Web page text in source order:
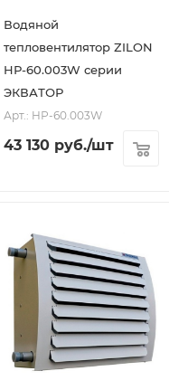
Водяной
тепловентилятор ZILON
HР-60.003W серии
ЭКВАТОР
Арт.: HР-60.003W
43 130 руб./шт